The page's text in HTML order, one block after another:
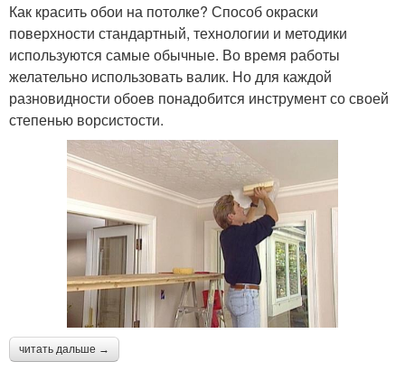
Как красить обои на потолке? Способ окраски
поверхности стандартный, технологии и методики
используются самые обычные. Во время работы
желательно использовать валик. Но для каждой
разновидности обоев понадобится инструмент со своей
степенью ворсистости.
читать дальше →